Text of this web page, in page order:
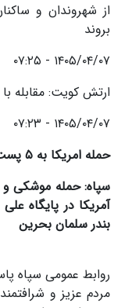
از شهروندان و
بروند
۱۴۰۵/۰۴/۰۷ - ۰۷:۲۵
ارتش کویت: مقابله
۱۴۰۵/۰۴/۰۷ - ۰۷:۲۳
حمله امریکا به ۵ پست ساحلی ایران در بامداد امروز
آمریکا در پایگاه
بندر سلمان بحرین
روابط عمومی سپاه
مردم عزیز و